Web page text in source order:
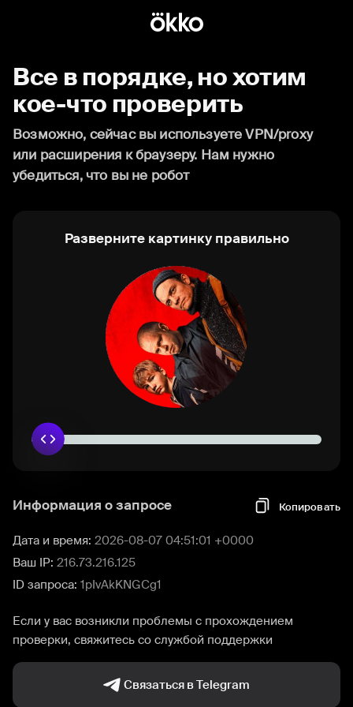
Все в порядке, но хотим
кое-что проверить
Возможно, сейчас вы используете VPN/proxy
или расширения к браузеру. Нам нужно
убедиться, что вы не робот
Разверните картинку правильно
Информация о запросе Копировать
Дата и время: 2026-08-07 04:51:01 +0000
Ваш IP: 216.73.216.125
ID запроса: 1pIvAkKNGCg1
Если у вас возникли проблемы с прохождением
проверки, свяжитесь со службой поддержки
Связаться в Telegram